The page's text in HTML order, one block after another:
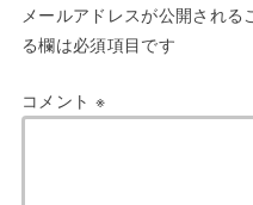
メールアドレスが公開される
る欄は必須項目です
コメント ※